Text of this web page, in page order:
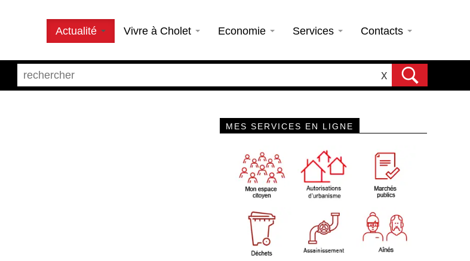
Actualité Vivre à Cholet Economie Services Contacts
X
MES SERVICES EN LIGNE